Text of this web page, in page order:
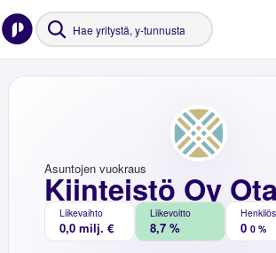
Kiinteistö Oy
Asuntojen vuokraus
Liikevaihto
0,0 milj. €
Liikevoitto
8,7 % 0 0 %